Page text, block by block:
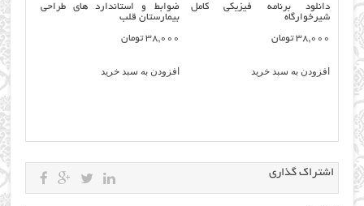
دانلود برنامه فیزیکی کامل
شیرخوارگاه
38,000 تومان
افزودن به سبد خرید
ضوابط و استاندارد های طراحی
بیمارستان قلب
38,000 تومان
افزودن به سبد خرید
اشتراک گذاری